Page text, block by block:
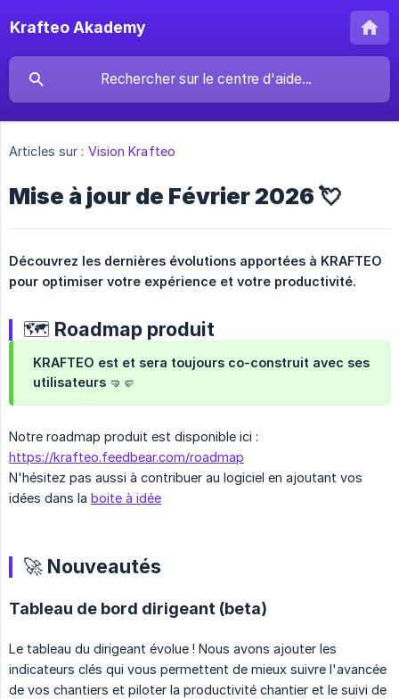
Krafteo Akademy
Articles sur : Vision Krafteo
Mise à jour de Février 2026 💘
Découvrez les dernières évolutions apportées à KRAFTEO
pour optimiser votre expérience et votre productivité.
🗺️ Roadmap produit
KRAFTEO est et sera toujours co-construit avec ses
utilisateurs 🤜🤛
Notre roadmap produit est disponible ici :
https://krafteo.feedbear.com/roadmap
N'hésitez pas aussi à contribuer au logiciel en ajoutant vos
idées dans la boite à idée
🚀 Nouveautés
Tableau de bord dirigeant (beta)
Le tableau du dirigeant évolue ! Nous avons ajouter les
indicateurs clés qui vous permettent de mieux suivre l'avancée
de vos chantiers et piloter la productivité chantier et le suivi de